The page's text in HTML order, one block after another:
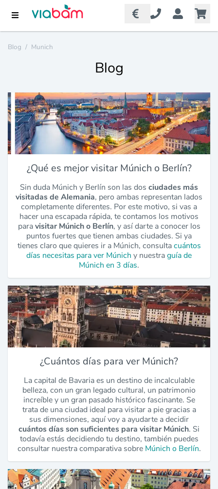
Blog / Munich
Blog
¿Qué es mejor visitar Múnich o Berlín?
Sin duda Múnich y Berlín son las dos ciudades más
visitadas de Alemania, pero ambas representan lados
completamente diferentes. Por este motivo, si vas a
hacer una escapada rápida, te contamos los motivos
paravisitar Múnich o Berlín, y así darte a conocer los
puntos fuertes que tienen ambas ciudades. Si ya
tienes claro que quieres ir a Múnich, consultacuántos
días necesitas para ver Múnich y nuestraguía de
Múnich en 3 días.
¿Cuántos días para ver Múnich?
La capital de Bavaria es un destino de incalculable
belleza, con un gran legado cultural, un patrimonio
increíble y un gran pasado histórico fascinante. Se
trata de una ciudad ideal para visitar a pie gracias a
sus dimensiones, aquí voy a ayudarte a decidir
cuántos días son suficientes para visitar Múnich. Si
todavía estás decidiendo tu destino, también puedes
consultar nuestra comparativa sobre Múnich o Berlín.